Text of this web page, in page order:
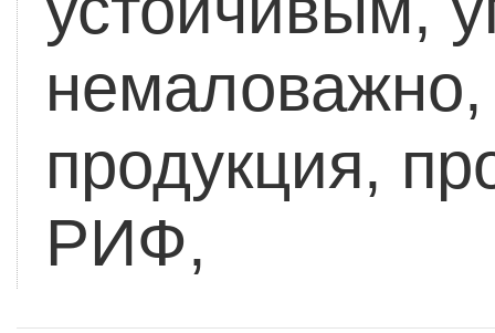
продукция,
РИФ,